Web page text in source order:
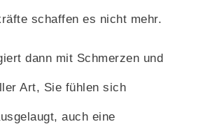
schaffen es nicht mehr.
dann mit Schmerzen und
Art, Sie fühlen sich
auch eine